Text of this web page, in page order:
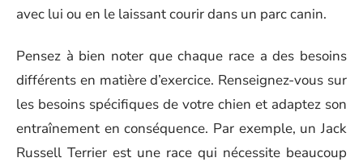
avec lui ou en le laissant courir dans un parc canin.
Pensez à bien noter que chaque race a des besoins
différents en matière d’exercice. Renseignez-vous sur
les besoins spécifiques de votre chien et adaptez son
entraînement en conséquence. Par exemple, un Jack
Russell Terrier est une race qui nécessite beaucoup